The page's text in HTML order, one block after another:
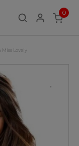
0
ITEMS
Lovely